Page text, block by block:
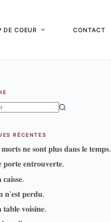
DE COEUR CONTACT
RÉCENTES
𝐧𝐞 𝐬𝐨𝐧𝐭 𝐩𝐥𝐮𝐬 𝐝𝐚𝐧𝐬 𝐥𝐞 𝐭𝐞𝐦𝐩𝐬.
𝐞𝐧𝐭𝐫𝐨𝐮𝐯𝐞𝐫𝐭𝐞.
𝐧’𝐞𝐬𝐭 𝐩𝐞𝐫𝐝𝐮.
𝐯𝐨𝐢𝐬𝐢𝐧𝐞.